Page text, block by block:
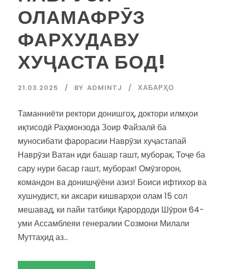
ОЛАМАФРӮЗ
ФАРХУДАВУ
ХУҶАСТА БОД!
21.03.2025 BY ADMINTJ ХАБАРҲО
Таманниёти ректори донишгоҳ, доктори илмҳои
иқтисодӣ Раҳмонзода Зоир Файзалӣ ба
муносибати фарорасии Наврӯзи хуҷастапай
Наврӯзи Ватан иди башар гашт, муборак, Тоҷе ба
сару нури басар гашт, муборак! Омӯзгорон,
командон ва донишҷӯёни азиз! Боиси ифтихор ва
хушнудист, ки аксари кишварҳои олам 15 сол
мешавад, ки пайи татбиқи Қарордоди Шӯрои 64-
уми Ассамблеяи генералии Созмони Милали
Муттаҳид аз...